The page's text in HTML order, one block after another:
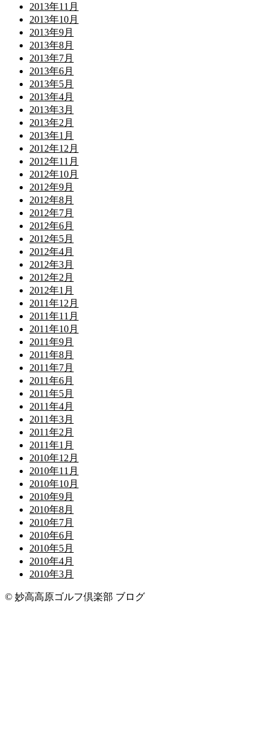
2013年11月
2013年10月
2013年9月
2013年8月
2013年7月
2013年6月
2013年5月
2013年4月
2013年3月
2013年2月
2013年1月
2012年12月
2012年11月
2012年10月
2012年9月
2012年8月
2012年7月
2012年6月
2012年5月
2012年4月
2012年3月
2012年2月
2012年1月
2011年12月
2011年11月
2011年10月
2011年9月
2011年8月
2011年7月
2011年6月
2011年5月
2011年4月
2011年3月
2011年2月
2011年1月
2010年12月
2010年11月
2010年10月
2010年9月
2010年8月
2010年7月
2010年6月
2010年5月
2010年4月
2010年3月
© 妙高高原ゴルフ倶楽部 ブログ